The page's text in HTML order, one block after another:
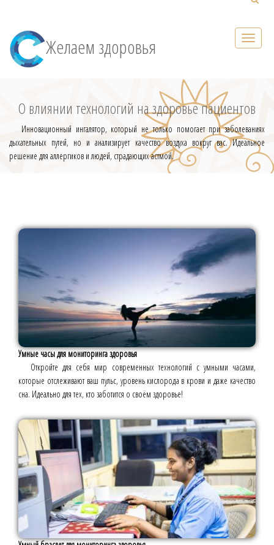
Желаем здоровья
О влиянии технологий на здоровье пациентов
Инновационный ингалятор, который не только помогает при заболеваниях
дыхательных путей, но и анализирует качество воздуха вокруг вас. Идеальное
решение для аллергиков и людей, страдающих астмой.
Умные часы для мониторинга здоровья
Откройте для себя мир современных технологий с умными часами,
которые отслеживают ваш пульс, уровень кислорода в крови и даже качество
сна. Идеально для тех, кто заботится о своём здоровье!